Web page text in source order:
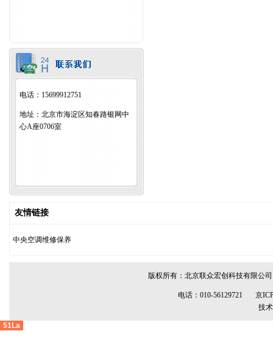
电话：15699912751
地址：北京市海淀区知春路银网中
心A座0706室
友情链接
中央空调维修保养
版权所有： 北京联众宏创科技有限公司
电话：010-56129721 京
技
51La